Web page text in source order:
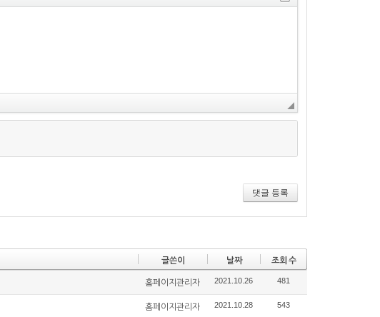
댓글 등록
글쓴이 날짜 조회 수
홈페이지관리자 2021.10.26 481
홈페이지관리자 2021.10.28 543